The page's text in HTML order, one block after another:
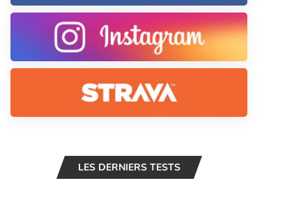
LES DERNIERS TESTS